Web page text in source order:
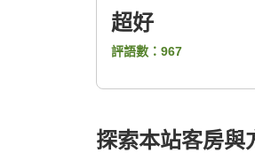
超好
評語數： 967
探索本站客房與